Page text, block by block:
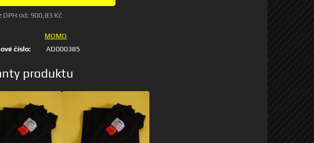
DPH od: 900,83 Kč
MOMO
číslo:
AD000385
produktu